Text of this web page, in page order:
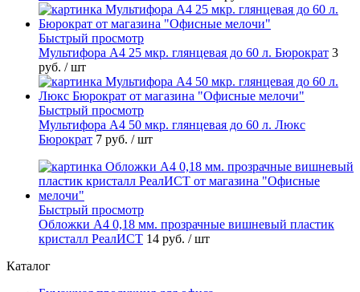
Быстрый просмотр
Мультифора А4 25 мкр. глянцевая до 60 л. Бюрократ 3
руб. / шт
Быстрый просмотр
Мультифора А4 50 мкр. глянцевая до 60 л. Люкс
Бюрократ 7 руб. / шт
Быстрый просмотр
Обложки А4 0,18 мм. прозрачные вишневый пластик
кристалл РеалИСТ 14 руб. / шт
Каталог